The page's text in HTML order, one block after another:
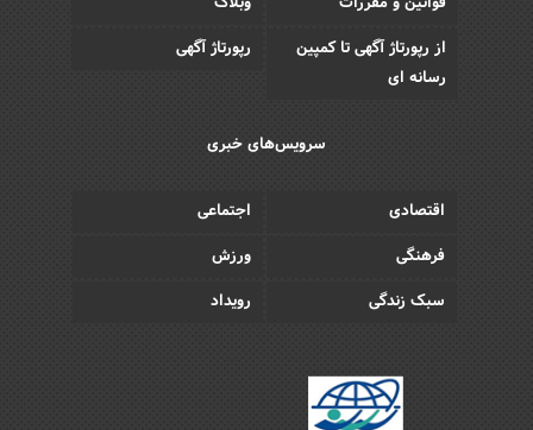
از رپورتاژ آگهی تا کمپین
رسانه ای
رپورتاژ آگهی
سرویس‌های خبری
اقتصادی
اجتماعی
فرهنگی
ورزش
سبک زندگی
رویداد